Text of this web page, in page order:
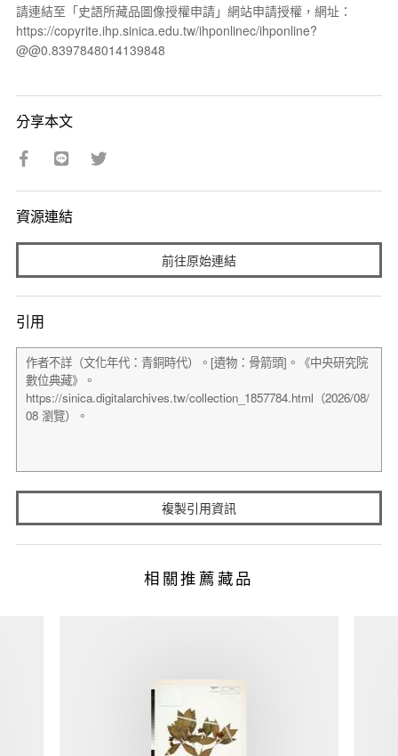
請連結至「史語所藏品圖像授權申請」網站申請授權，網址：
https://copyrite.ihp.sinica.edu.tw/ihponlinec/ihponline?
@@0.8397848014139848
分享本文
資源連結
前往原始連結
引用
複製引用資訊
相關推薦藏品